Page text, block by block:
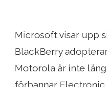
Microsoft visar upp
BlackBerry
Motorola är inte
förbannar